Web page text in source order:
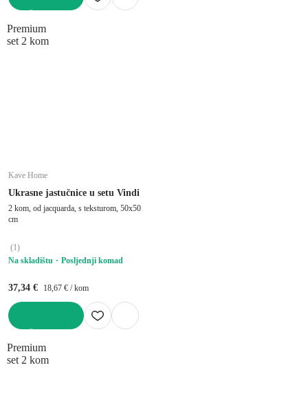
Premium
set 2 kom
Kave Home
Ukrasne jastučnice u setu Vindi
2 kom, od jacquarda, s teksturom, 50x50
cm
(1)
Na skladištu
Posljednji komad
37,34 € 18,67 € / kom
Premium
set 2 kom